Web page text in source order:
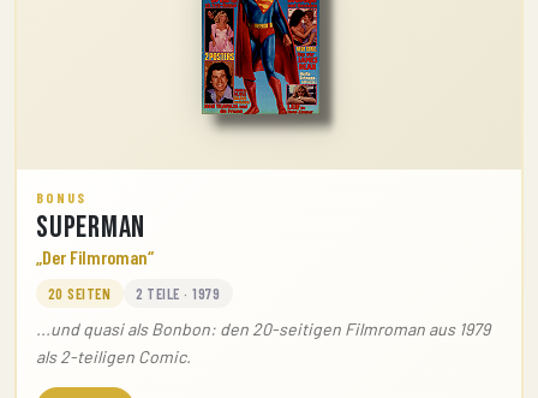
BONUS
Superman
„Der Filmroman“
20 SEITEN 2 TEILE · 1979
...und quasi als Bonbon: den 20-seitigen Filmroman aus 1979
als 2-teiligen Comic.